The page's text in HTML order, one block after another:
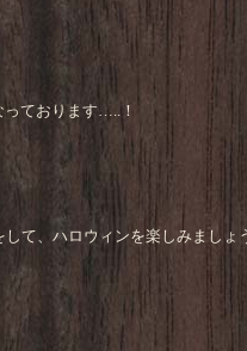
ております…..！
て、ハロウィンを楽しみましょ